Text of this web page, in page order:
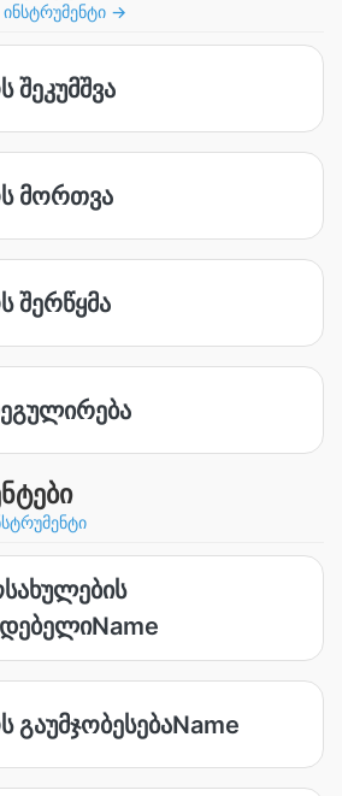
→
შეკუმშვა
მორთვა
შერწყმა